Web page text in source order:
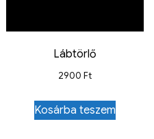
Lábtörlő
2900Ft
Kosárba teszem